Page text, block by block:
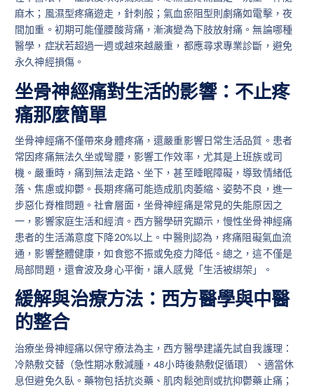
麻木；風濕型疼痛遊走，針刺般；氣血瘀阻型則劇痛如電擊，夜
間加重。初期可能僅腰酸背痛，漸演變為下肢放射痛。無論哪種
醫學，症狀若超過一週或越來越嚴重，都應尋求專業診斷，避免
永久神經損傷。
坐骨神經痛對生活的影響：不止疼
痛那麼簡單
坐骨神經痛不僅帶來身體疼痛，還嚴重影響日常生活品質。患者
常因疼痛無法久坐或彎腰，影響工作效率，尤其是上班族或司
機。嚴重時，痛到無法走路、坐下，甚至睡眠障礙，導致情緒低
落、焦慮或抑鬱。長期疼痛可能造成肌肉萎縮、姿勢不良，進一
步惡化脊椎問題。社會層面，坐骨神經痛是常見的失能原因之
一，影響家庭生活和經濟。西方醫學研究顯示，慢性坐骨神經痛
患者的生活滿意度下降20%以上。中醫則認為，疼痛阻礙氣血流
通，影響整體健康，如食慾不振或免疫力降低。總之，這不僅是
局部問題，還會波及身心平衡，讓人感覺「生活被綁架」。
緩解與治療方法：西方醫學與中醫
的整合
治療坐骨神經痛以保守療法為主，西方醫學建議先試自我護理：
冷熱敷交替（急性期冰敷減腫，48小時後熱敷促循環）、適當休
息但避免久臥。藥物包括抗炎藥、肌肉鬆弛劑或抗抑鬱藥止痛；